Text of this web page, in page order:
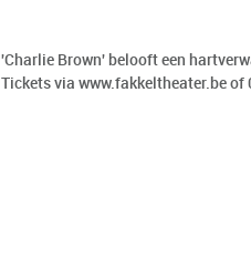
'Charlie Brown' belooft een
Tickets via www.fakkeltheater.be of